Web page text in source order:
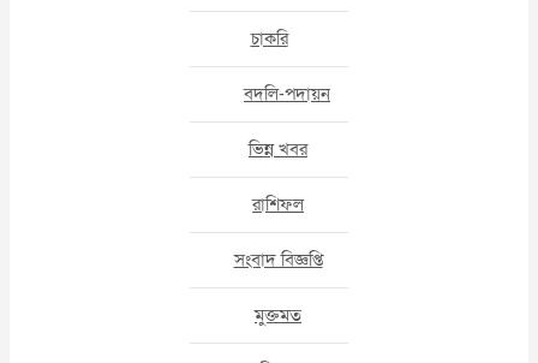
চাকরি
বদলি-পদায়ন
ভিন্ন খবর
রাশিফল
সংবাদ বিজ্ঞপ্তি
মুক্তমত